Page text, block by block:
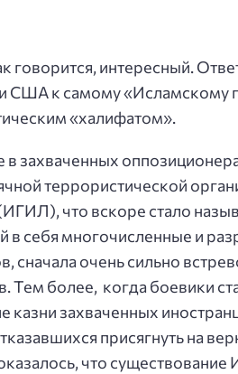
говорится, интересный.
США к самому «Исламскому
«халифатом».
в захваченных
террористической
что вскоре стало
в себя многочисленные и
сначала очень сильно
Тем более, когда боевики
казни захваченных
присягнуть на
что